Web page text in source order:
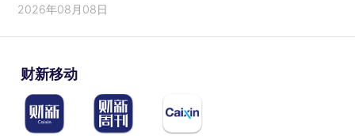
2026年08月08日
财新移动